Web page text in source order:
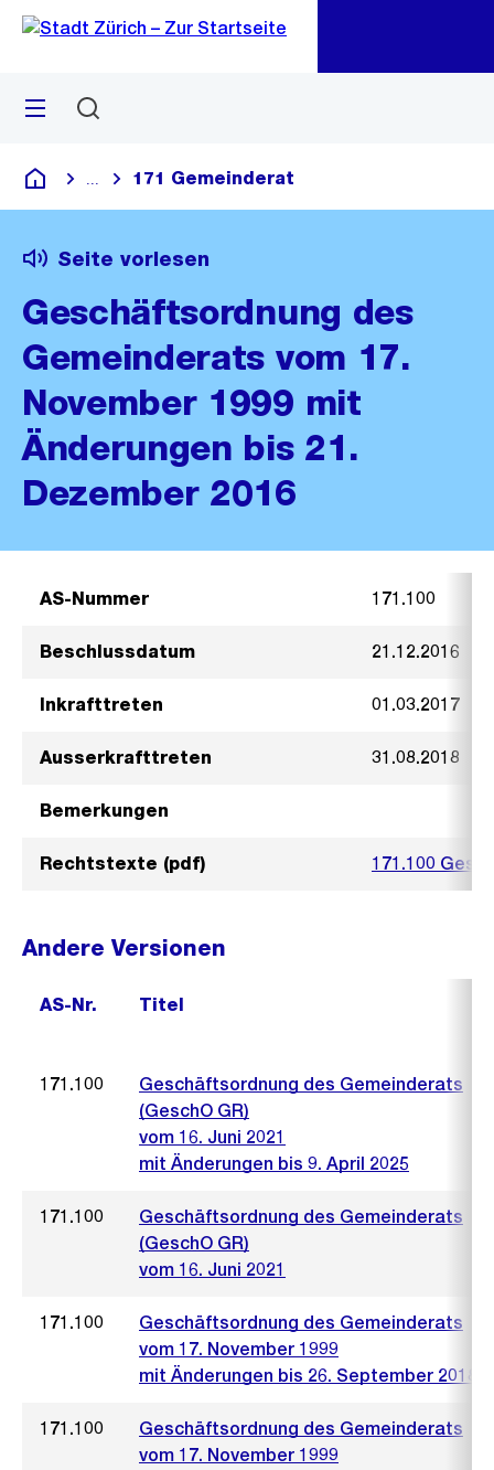
Navigation
Sprunglink
Menü
Deutsch
Blende alle Breadcrumbs ein
171 Gemeinderat
Seite vorlesen
Geschäftsordnung des
Gemeinderats vom 17.
November 1999 mit
Änderungen bis 21.
Dezember 2016
AS-Nummer 171.100
Beschlussdatum 21.12.2016
Inkrafttreten 01.03.2017
Ausserkrafttreten 31.08.2018
Bemerkungen
Rechtstexte (pdf) 171.100
Andere Versionen
AS-Nr. Titel
171.100
Geschäftsordnung des Gemeinderats
(GeschO GR)
vom 16. Juni 2021
mit Änderungen bis 9. April 2025
171.100
Geschäftsordnung des Gemeinderats
(GeschO GR)
vom 16. Juni 2021
171.100
Geschäftsordnung des Gemeinderats
vom 17. November 1999
mit Änderungen bis 26. September 2018
171.100
Geschäftsordnung des Gemeinderats
vom 17. November 1999